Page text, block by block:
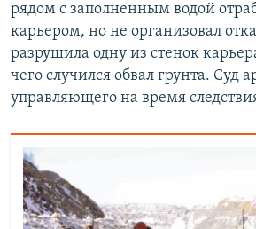
рядом с заполненным водой
карьером, но не организовал
разрушила одну из стенок
чего случился обвал грунта. Суд
управляющего на время